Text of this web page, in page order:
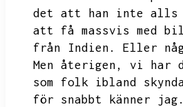
det att han inte
att få massvis med
från Indien.
Eller
Men återigen,
vi har
som folk ibland
för snabbt känner jag.